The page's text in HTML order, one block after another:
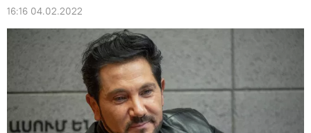
16:16 04.02.2022